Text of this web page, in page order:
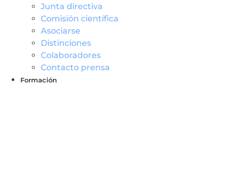
Junta directiva
Comisión científica
Asociarse
Distinciones
Colaboradores
Contacto prensa